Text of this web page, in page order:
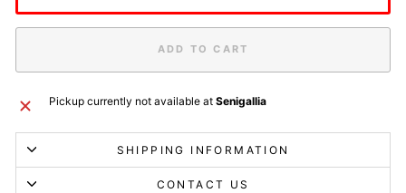
ADD TO CART
Pickup currently not available at Senigallia
SHIPPING INFORMATION
CONTACT US